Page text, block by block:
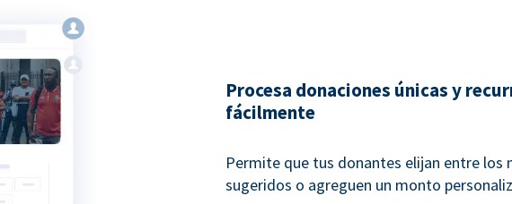
Procesa donaciones únicas y
fácilmente
Permite que tus donantes elijan entre los
sugeridos o agreguen un monto